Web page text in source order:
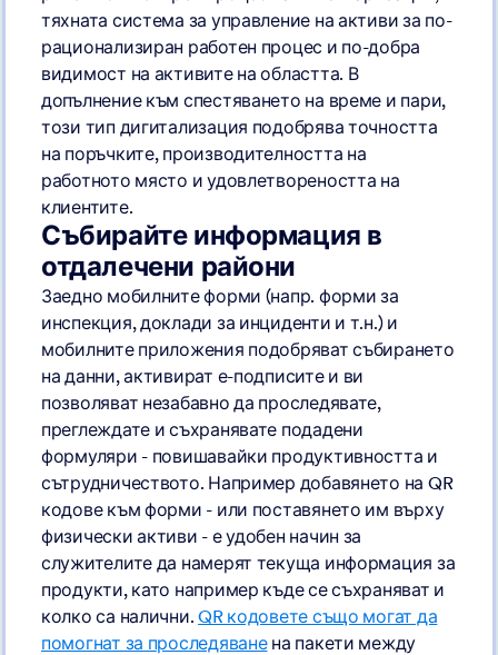
тяхната система за управление на активи за по-
рационализиран работен процес и по-добра
видимост на активите на областта. В
допълнение към спестяването на време и пари,
този тип дигитализация подобрява точността
на поръчките, производителността на
работното място и удовлетвореността на
клиентите.
Събирайте информация в
отдалечени райони
Заедно мобилните форми (напр. форми за
инспекция, доклади за инциденти и т.н.) и
мобилните приложения подобряват събирането
на данни, активират е-подписите и ви
позволяват незабавно да проследявате,
преглеждате и съхранявате подадени
формуляри - повишавайки продуктивността и
сътрудничеството. Например добавянето на QR
кодове към форми - или поставянето им върху
физически активи - е удобен начин за
служителите да намерят текуща информация за
продукти, като например къде се съхраняват и
колко са налични.QR кодовете също могат да
помогнат за проследяванена пакети между